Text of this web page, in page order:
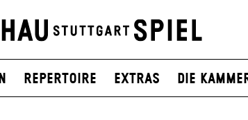
Repertoire Extras Die